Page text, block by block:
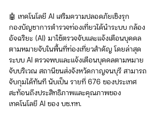
🤖 เทคโนโลยี AI เสริมความปลอดภัยเชิงรุก
กองบัญชาการตำรวจท่องเที่ยวได้นำระบบ กล้อง
อัจฉริยะ (AI) มาใช้ตรวจจับและแจ้งเตือนบุคคล
ตามหมายจับในพื้นที่ท่องเที่ยวสำคัญ โดยล่าสุด
ระบบ AI ตรวจพบและแจ้งเตือนบุคคลตามหมาย
จับบริเวณ สถานีขนส่งจังหวัดกาญจนบุรี สามารถ
จับกุมได้ทันที นับเป็น รายที่ 676 ของประเทศ
สะท้อนถึงประสิทธิภาพและคุณภาพของ
เทคโนโลยี AI ของ บช.ทท.